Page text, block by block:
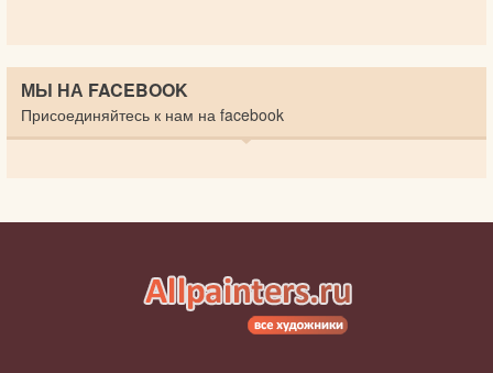
МЫ НА FACEBOOK
Присоединяйтесь к нам на facebook